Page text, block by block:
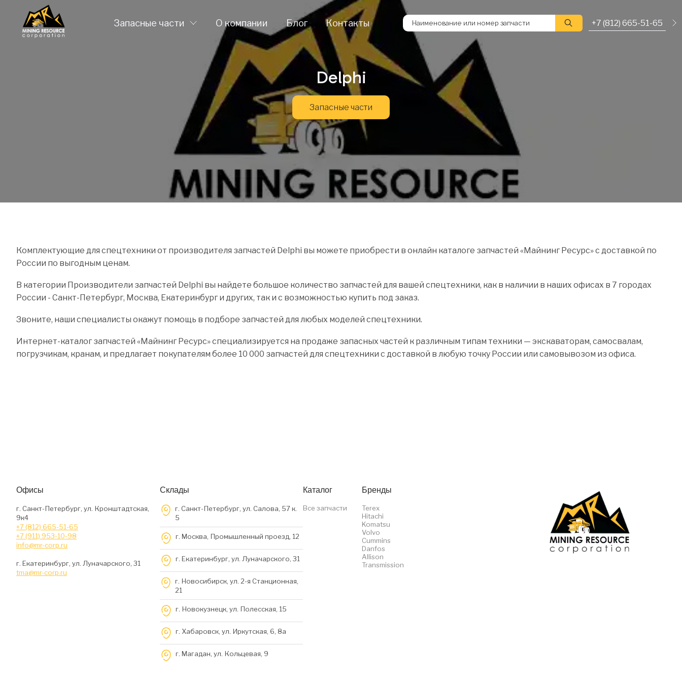
Запасные части О компании Блог Контакты Наименование или номер запчасти +7 (812) 665-51-65
Delphi
Запасные части
Комплектующие для спецтехники от производителя запчастей Delphi вы можете приобрести в онлайн каталоге запчастей «Майнинг Ресурс» с доставкой по
России по выгодным ценам.
В категории Производители запчастей Delphi вы найдете большое количество запчастей для вашей спецтехники, как в наличии в наших офисах в 7 городах
России - Санкт-Петербург, Москва, Екатеринбург и других, так и с возможностью купить под заказ.
Звоните, наши специалисты окажут помощь в подборе запчастей для любых моделей спецтехники.
Интернет-каталог запчастей «Майнинг Ресурс» специализируется на продаже запасных частей к различным типам техники — экскаваторам, самосвалам,
погрузчикам, кранам, и предлагает покупателям более 10 000 запчастей для спецтехники с доставкой в любую точку России или самовывозом из офиса.
Офисы
г. Санкт-Петербург, ул. Кронштадтская,
9к4
+7 (812) 665-51-65
+7 (911) 953-10-98
info@mr-corp.ru
г. Екатеринбург, ул. Луначарского, 31
tma@mr-corp.ru
Склады
г. Санкт-Петербург, ул. Салова, 57 к.
5
г. Москва, Промышленный проезд, 12
г. Екатеринбург, ул. Луначарского, 31
г. Новосибирск, ул. 2-я Станционная,
21
г. Новокузнецк, ул. Полесская, 15
г. Хабаровск, ул. Иркутская, 6, 8a
г. Магадан, ул. Кольцевая, 9
Каталог
Все запчасти
Бренды
Terex
Hitachi
Komatsu
Volvo
Cummins
Danfos
Allison
Transmission